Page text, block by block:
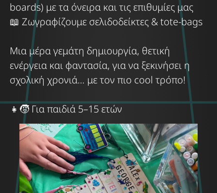
boards) με τα όνειρα και τις επιθυμίες μας
📖 Ζωγραφίζουμε σελιδοδείκτες & tote-bags
Μια μέρα γεμάτη δημιουργία, θετική
ενέργεια και φαντασία, για να ξεκινήσει η
σχολική χρονιά… με τον πιο cool τρόπο!
👧🧒 Για παιδιά 5–15 ετών